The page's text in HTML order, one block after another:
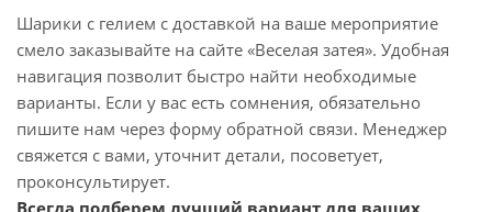
Шарики с гелием с доставкой на ваше мероприятие
смело заказывайте на сайте «Веселая затея». Удобная
навигация позволит быстро найти необходимые
варианты. Если у вас есть сомнения, обязательно
пишите нам через форму обратной связи. Менеджер
свяжется с вами, уточнит детали, посоветует,
проконсультирует.
Всегда подберем лучший вариант для ваших